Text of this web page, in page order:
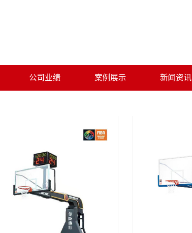
公司业绩 案例展示 新闻资讯